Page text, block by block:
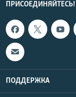
ПРИСОЕДИНЯЙТЕСЬ!
ПОДДЕРЖКА